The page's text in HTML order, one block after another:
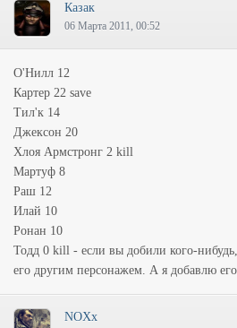
Казак
06 Марта 2011, 00:52
О'Нилл 12
Картер 22 save
Тил'к 14
Джексон 20
Хлоя Армстронг 2 kill
Мартуф 8
Раш 12
Илай 10
Ронан 10
Тодд 0 kill - если вы добили кого-
его другим персонажем. А я добавлю
NOXx